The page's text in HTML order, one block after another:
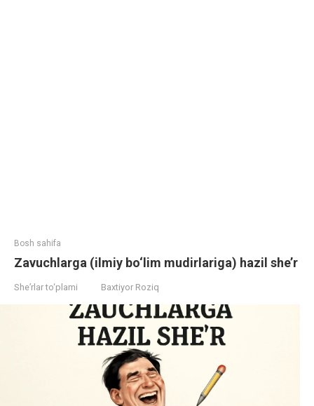
Bosh sahifa
Zavuchlarga (ilmiy bo‘lim mudirlariga) hazil she’r
She’rlar to‘plami Baxtiyor Roziq